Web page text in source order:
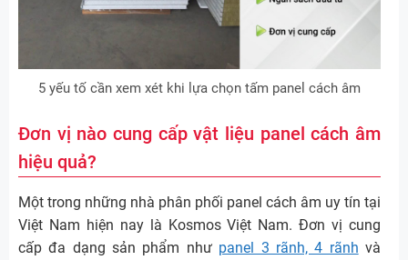
5 yếu tố cần xem xét khi lựa chọn tấm panel cách âm
Đơn vị nào cung cấp vật liệu panel cách âm
hiệu quả?
Một trong những nhà phân phối panel cách âm uy tín tại
Việt Nam hiện nay là Kosmos Việt Nam. Đơn vị cung
cấp đa dạng sản phẩm như panel 3 rãnh, 4 rãnh và